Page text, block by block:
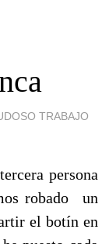
TRABAJO
persona
robado un
el botín en